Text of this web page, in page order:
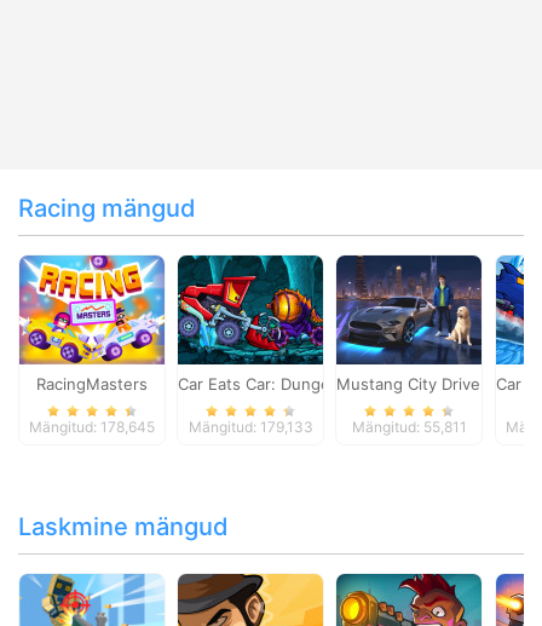
Racing mängud
RacingMasters
Mängitud: 178,645
Car Eats Car: Dungeon Adventure
Mängitud: 179,133
Mustang City Driver
Mängitud: 55,811
Car
Laskmine mängud